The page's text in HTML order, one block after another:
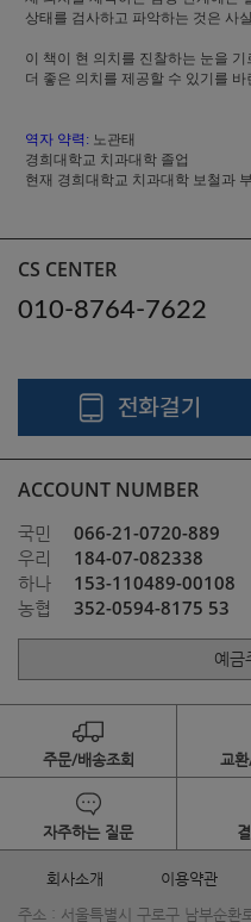
상태를 검사하고 파악하는 것은 사
이 책이 현 의치를 진찰하는 눈을
더 좋은 의치를 제공할 수 있기를 바
역자 약력: 노관태
경희대학교 치과대학 졸업
현재 경희대학교 치과대학 보철과
CS CENTER
010-8764-7622
ACCOUNT NUMBER
국민 066-21-0720-889
우리 184-07-082338
하나 153-110489-00108
농협 352-0594-8175 53
예금
주문/배송조회 교
자주하는 질문
회사소개 이용약관
주소 : 서울특별시 구로구 남부순